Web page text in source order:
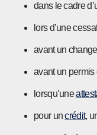
dans le cadre
lors d’une
avant un
avant un permis
lorsqu’une
pour uncrédit,